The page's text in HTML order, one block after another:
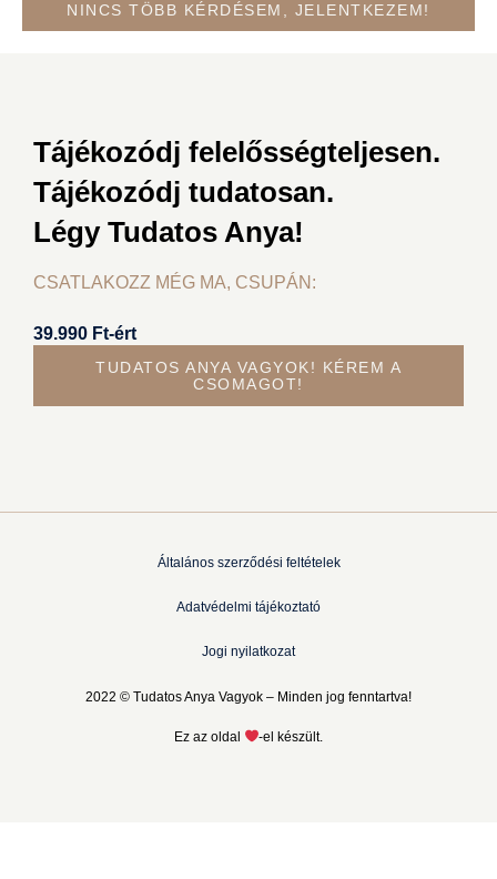
NINCS TÖBB KÉRDÉSEM, JELENTKEZEM!
Tájékozódj felelősségteljesen.
Tájékozódj tudatosan.
Légy Tudatos Anya!
CSATLAKOZZ MÉG MA, CSUPÁN:
39.990 Ft-ért
TUDATOS ANYA VAGYOK! KÉREM A
CSOMAGOT!
Általános szerződési feltételek
Adatvédelmi tájékoztató
Jogi nyilatkozat
2022 © Tudatos Anya Vagyok – Minden jog fenntartva!
Ez az oldal -el készült.